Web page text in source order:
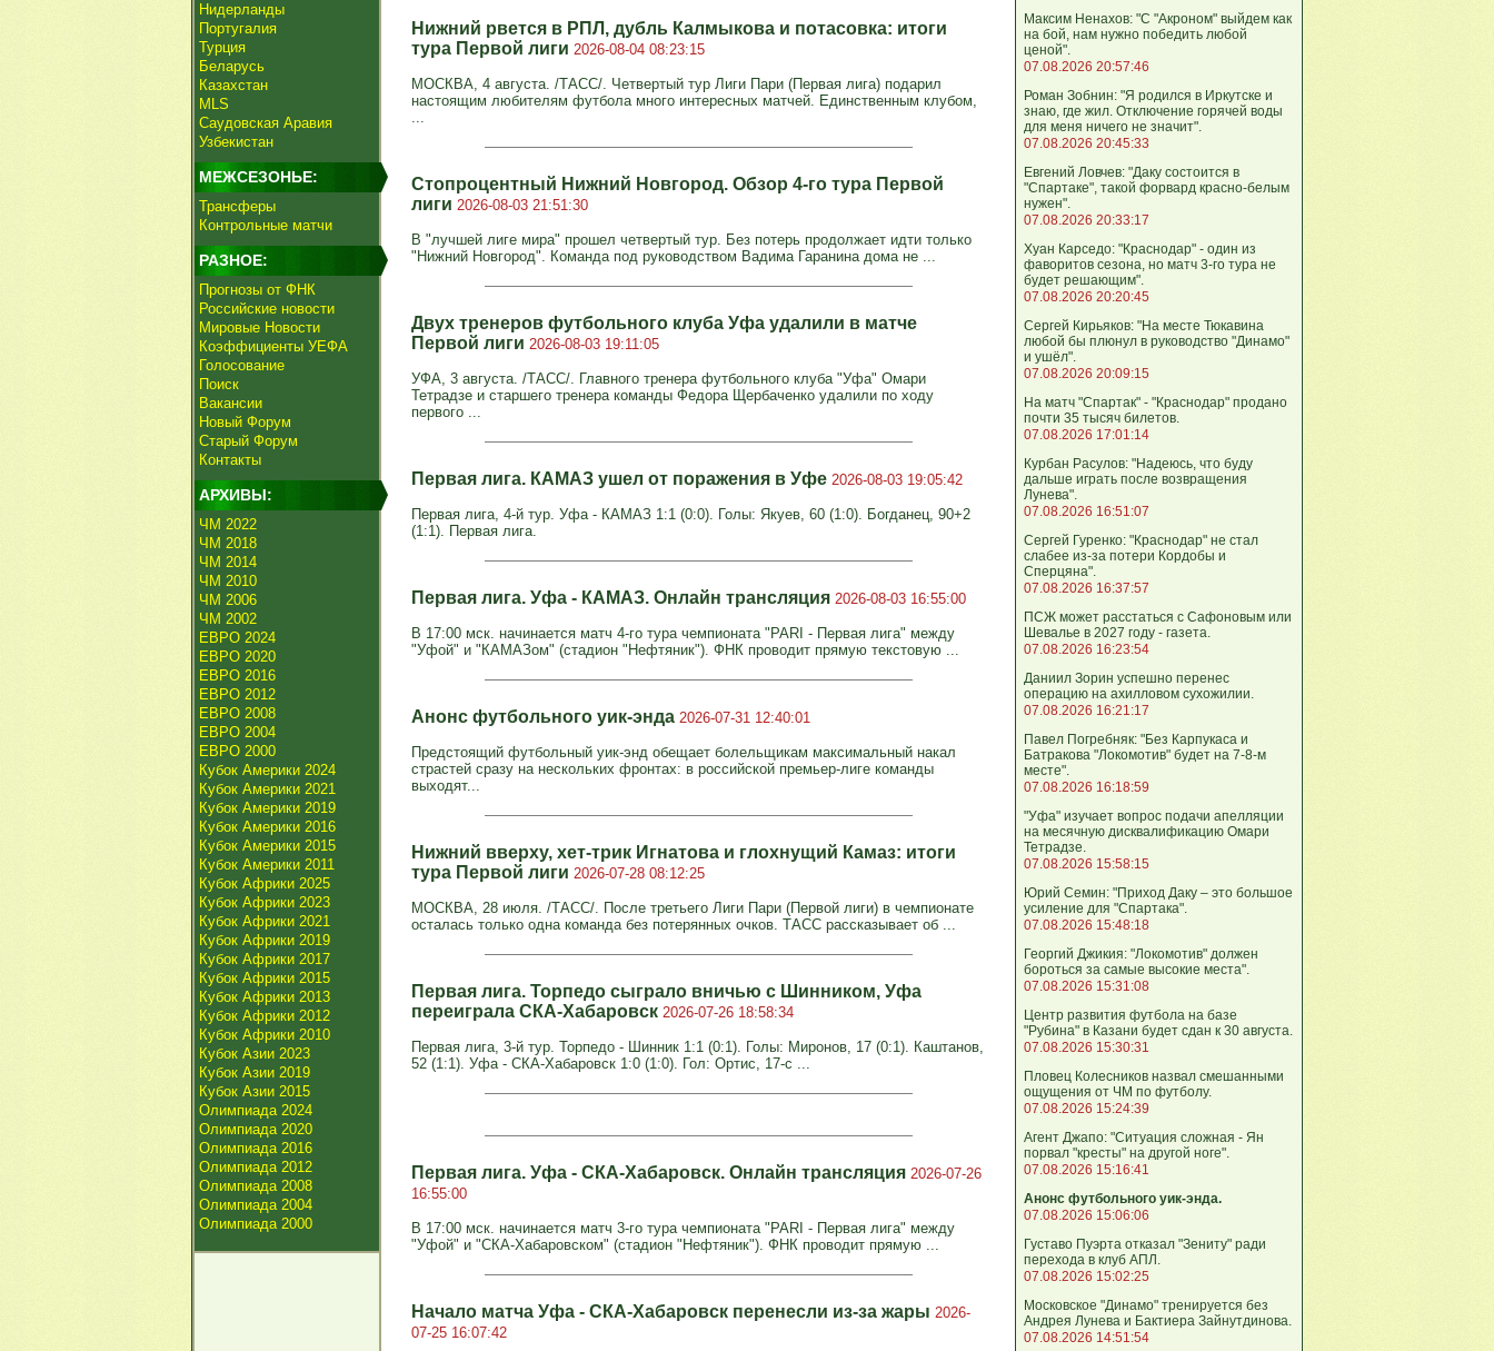
Нидерланды
Португалия
Турция
Беларусь
Казахстан
MLS
Саудовская Аравия
Узбекистан
МЕЖСЕЗОНЬЕ:
Трансферы
Контрольные матчи
РАЗНОЕ:
Прогнозы от ФНК
Российские новости
Мировые Новости
Коэффициенты УЕФА
Голосование
Поиск
Вакансии
Новый Форум
Старый Форум
Контакты
АРХИВЫ:
ЧМ 2022
ЧМ 2018
ЧМ 2014
ЧМ 2010
ЧМ 2006
ЧМ 2002
ЕВРО 2024
ЕВРО 2020
ЕВРО 2016
ЕВРО 2012
ЕВРО 2008
ЕВРО 2004
ЕВРО 2000
Кубок Америки 2024
Кубок Америки 2021
Кубок Америки 2019
Кубок Америки 2016
Кубок Америки 2015
Кубок Америки 2011
Кубок Африки 2025
Кубок Африки 2023
Кубок Африки 2021
Кубок Африки 2019
Кубок Африки 2017
Кубок Африки 2015
Кубок Африки 2013
Кубок Африки 2012
Кубок Африки 2010
Кубок Азии 2023
Кубок Азии 2019
Кубок Азии 2015
Олимпиада 2024
Олимпиада 2020
Олимпиада 2016
Олимпиада 2012
Олимпиада 2008
Олимпиада 2004
Олимпиада 2000
Нижний рвется в РПЛ, дубль Калмыкова и потасовка: итоги
тура Первой лиги 2026-08-04 08:23:15
МОСКВА, 4 августа. /ТАСС/. Четвертый тур Лиги Пари (Первая лига) подарил
настоящим любителям футбола много интересных матчей. Единственным клубом,
...
Стопроцентный Нижний Новгород. Обзор 4-го тура Первой
лиги 2026-08-03 21:51:30
В "лучшей лиге мира" прошел четвертый тур. Без потерь продолжает идти только
"Нижний Новгород". Команда под руководством Вадима Гаранина дома не ...
Двух тренеров футбольного клуба Уфа удалили в матче
Первой лиги 2026-08-03 19:11:05
УФА, 3 августа. /ТАСС/. Главного тренера футбольного клуба "Уфа" Омари
Тетрадзе и старшего тренера команды Федора Щербаченко удалили по ходу
первого ...
Первая лига. КАМАЗ ушел от поражения в Уфе 2026-08-03 19:05:42
Первая лига, 4-й тур. Уфа - КАМАЗ 1:1 (0:0). Голы: Якуев, 60 (1:0). Богданец, 90+2
(1:1). Первая лига.
Первая лига. Уфа - КАМАЗ. Онлайн трансляция 2026-08-03 16:55:00
В 17:00 мск. начинается матч 4-го тура чемпионата "PARI - Первая лига" между
"Уфой" и "КАМАЗом" (стадион "Нефтяник"). ФНК проводит прямую текстовую ...
Анонс футбольного уик-энда 2026-07-31 12:40:01
Предстоящий футбольный уик-энд обещает болельщикам максимальный накал
страстей сразу на нескольких фронтах: в российской премьер-лиге команды
выходят...
Нижний вверху, хет-трик Игнатова и глохнущий Камаз: итоги
тура Первой лиги 2026-07-28 08:12:25
МОСКВА, 28 июля. /ТАСС/. После третьего Лиги Пари (Первой лиги) в чемпионате
осталась только одна команда без потерянных очков. ТАСС рассказывает об ...
Первая лига. Торпедо сыграло вничью с Шинником, Уфа
переиграла СКА-Хабаровск 2026-07-26 18:58:34
Первая лига, 3-й тур. Торпедо - Шинник 1:1 (0:1). Голы: Миронов, 17 (0:1). Каштанов,
52 (1:1). Уфа - СКА-Хабаровск 1:0 (1:0). Гол: Ортис, 17-с ...
Первая лига. Уфа - СКА-Хабаровск. Онлайн трансляция 2026-07-26
16:55:00
В 17:00 мск. начинается матч 3-го тура чемпионата "PARI - Первая лига" между
"Уфой" и "СКА-Хабаровском" (стадион "Нефтяник"). ФНК проводит прямую ...
Начало матча Уфа - СКА-Хабаровск перенесли из-за жары 2026-
07-25 16:07:42
Максим Ненахов: "С "Акроном" выйдем как
на бой, нам нужно победить любой
ценой".
07.08.2026 20:57:46
Роман Зобнин: "Я родился в Иркутске и
знаю, где жил. Отключение горячей воды
для меня ничего не значит".
07.08.2026 20:45:33
Евгений Ловчев: "Даку состоится в
"Спартаке", такой форвард красно-белым
нужен".
07.08.2026 20:33:17
Хуан Карседо: "Краснодар" - один из
фаворитов сезона, но матч 3-го тура не
будет решающим".
07.08.2026 20:20:45
Сергей Кирьяков: "На месте Тюкавина
любой бы плюнул в руководство "Динамо"
и ушёл".
07.08.2026 20:09:15
На матч "Спартак" - "Краснодар" продано
почти 35 тысяч билетов.
07.08.2026 17:01:14
Курбан Расулов: "Надеюсь, что буду
дальше играть после возвращения
Лунева".
07.08.2026 16:51:07
Сергей Гуренко: "Краснодар" не стал
слабее из-за потери Кордобы и
Сперцяна".
07.08.2026 16:37:57
ПСЖ может расстаться с Сафоновым или
Шевалье в 2027 году - газета.
07.08.2026 16:23:54
Даниил Зорин успешно перенес
операцию на ахилловом сухожилии.
07.08.2026 16:21:17
Павел Погребняк: "Без Карпукаса и
Батракова "Локомотив" будет на 7-8-м
месте".
07.08.2026 16:18:59
"Уфа" изучает вопрос подачи апелляции
на месячную дисквалификацию Омари
Тетрадзе.
07.08.2026 15:58:15
Юрий Семин: "Приход Даку – это большое
усиление для "Спартака".
07.08.2026 15:48:18
Георгий Джикия: "Локомотив" должен
бороться за самые высокие места".
07.08.2026 15:31:08
Центр развития футбола на базе
"Рубина" в Казани будет сдан к 30 августа.
07.08.2026 15:30:31
Пловец Колесников назвал смешанными
ощущения от ЧМ по футболу.
07.08.2026 15:24:39
Агент Джапо: "Ситуация сложная - Ян
порвал "кресты" на другой ноге".
07.08.2026 15:16:41
Анонс футбольного уик-энда.
07.08.2026 15:06:06
Густаво Пуэрта отказал "Зениту" ради
перехода в клуб АПЛ.
07.08.2026 15:02:25
Московское "Динамо" тренируется без
Андрея Лунева и Бактиера Зайнутдинова.
07.08.2026 14:51:54